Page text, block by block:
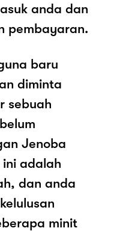
anda dan
pembayaran.
baru
diminta
sebuah
Jenoba
ini adalah
dan anda
minit